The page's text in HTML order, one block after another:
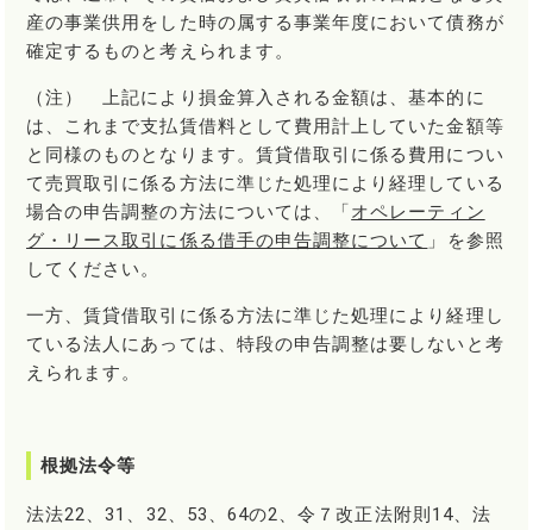
産の事業供用をした時の属する事業年度において債務が
確定するものと考えられます。
（注） 上記により損金算入される金額は、基本的に
は、これまで支払賃借料として費用計上していた金額等
と同様のものとなります。賃貸借取引に係る費用につい
て売買取引に係る方法に準じた処理により経理している
場合の申告調整の方法については、「オペレーティン
グ・リース取引に係る借手の申告調整について 」を参照
してください。
一方、賃貸借取引に係る方法に準じた処理により経理し
ている法人にあっては、特段の申告調整は要しないと考
えられます。
根拠法令等
法法22、31、32、53、64の2、令７改正法附則14、法